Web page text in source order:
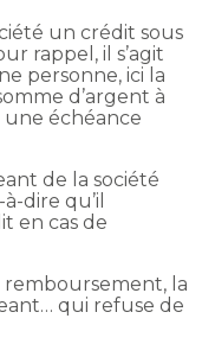
un crédit sous
rappel, il s’agit
personne, ici la
d’argent à
une échéance
de la société
dire qu’il
en cas de
remboursement, la
qui refuse de